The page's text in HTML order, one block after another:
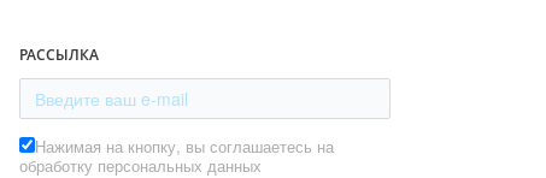
РАССЫЛКА
Нажимая на кнопку, вы соглашаетесь на
обработку персональных данных